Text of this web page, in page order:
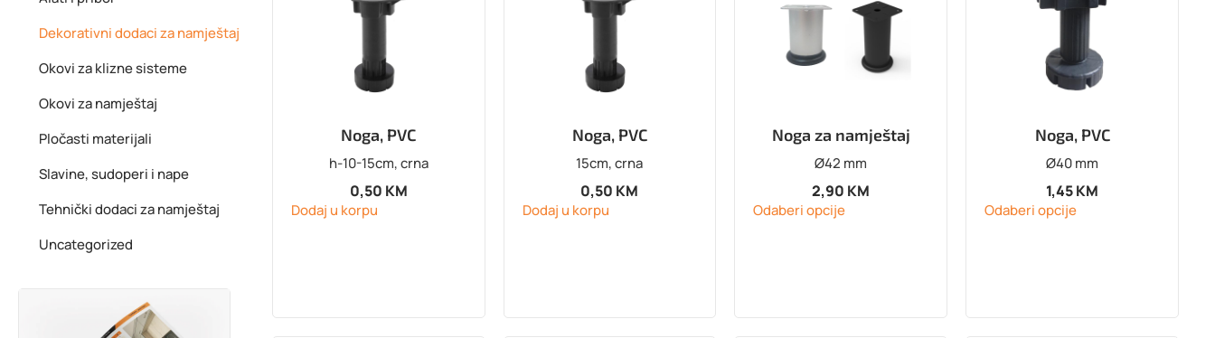
Dekorativni dodaci za namještaj
Okovi za klizne sisteme
Okovi za namještaj
Pločasti materijali
Slavine, sudoperi i nape
Tehnički dodaci za namještaj
Uncategorized
Noga, PVC
h-10-15cm, crna
0,50 KM
Dodaj u korpu
Noga, PVC
15cm, crna
0,50 KM
Dodaj u korpu
Noga za namještaj
Ø42 mm
2,90 KM
Odaberi opcije
Noga, PVC
Ø40 mm
1,45KM
Odaberi opcije